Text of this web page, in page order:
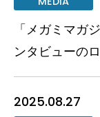
「メガミマガ
ンタビューの
2025.08.27